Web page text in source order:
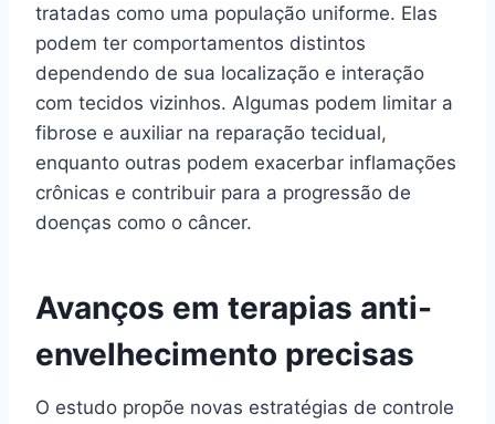
tratadas como uma população uniforme. Elas
podem ter comportamentos distintos
dependendo de sua localização e interação
com tecidos vizinhos. Algumas podem limitar a
fibrose e auxiliar na reparação tecidual,
enquanto outras podem exacerbar inflamações
crônicas e contribuir para a progressão de
doenças como o câncer.
Avanços em terapias anti-
envelhecimento precisas
O estudo propõe novas estratégias de controle